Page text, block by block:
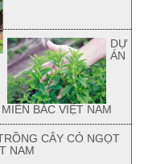
DỰ
ÁN
BẮC VIỆT NAM
CÂY CỎ NGỌT
NAM